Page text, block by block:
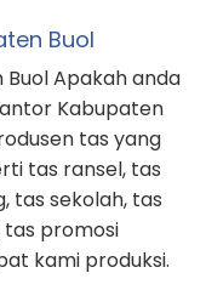
Buol
Apakah anda
Kabupaten
tas yang
tas ransel, tas
tas sekolah, tas
tas promosi
kami produksi.